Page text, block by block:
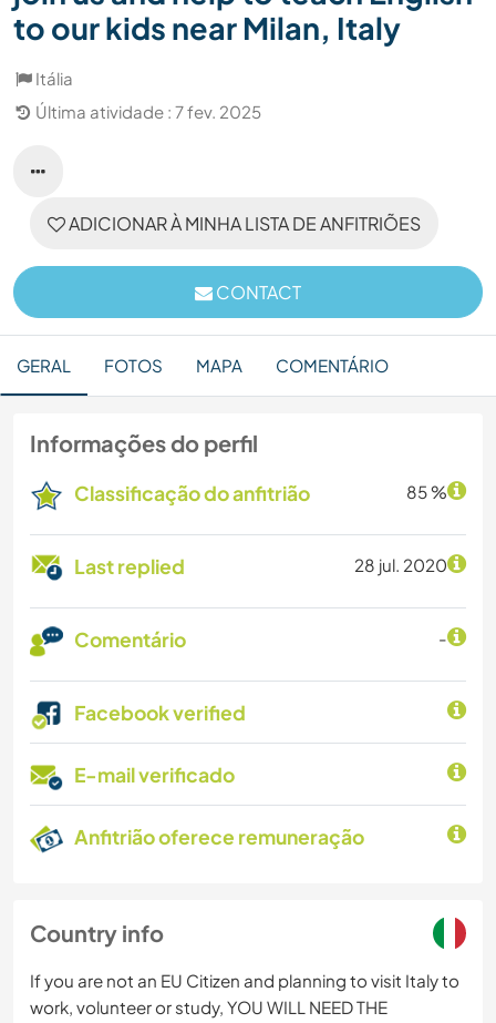
to our kids near Milan, Italy
Itália
Última atividade : 7 fev. 2025
ADICIONAR À MINHA LISTA DE ANFITRIÕES
CONTACT
GERAL FOTOS MAPA COMENTÁRIO
Informações do perfil
Classificação do anfitrião 85 %
Last replied 28 jul. 2020
Comentário -
Facebook verified
E-mail verificado
Anfitrião oferece remuneração
Country info
If you are not an EU Citizen and planning to visit Italy to
work, volunteer or study, YOU WILL NEED THE